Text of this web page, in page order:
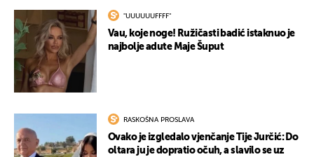
"UUUUUUFFFF"
Vau, koje noge! Ružičasti badić istaknuo je
najbolje adute Maje Šuput
RASKOŠNA PROSLAVA
Ovako je izgledalo vjenčanje Tije Jurčić: Do
oltara ju je dopratio očuh, a slavilo se uz